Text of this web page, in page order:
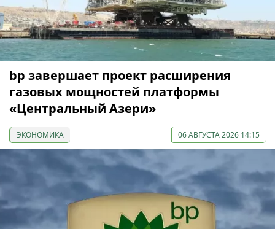
bp завершает проект расширения
газовых мощностей платформы
«Центральный Азери»
ЭКОНОМИКА 06 АВГУСТА 2026 14:15